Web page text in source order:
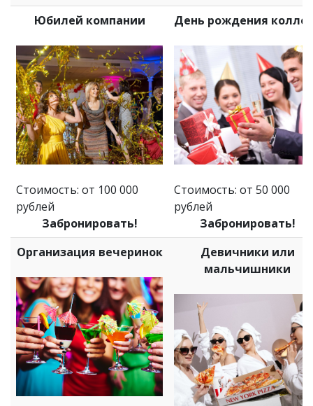
Юбилей компании
Стоимость: от 100 000
рублей
Забронировать!
День рождения
Стоимость: от 50 000
рублей
Забронировать!
Организация вечеринок
Девичники или
мальчишники